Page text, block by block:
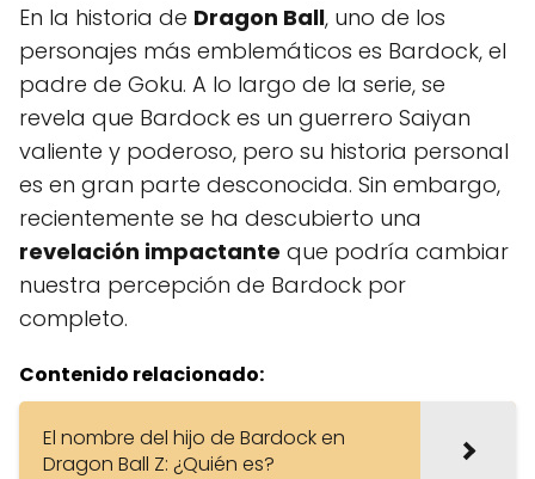
En la historia de Dragon Ball, uno de los
personajes más emblemáticos es Bardock, el
padre de Goku. A lo largo de la serie, se
revela que Bardock es un guerrero Saiyan
valiente y poderoso, pero su historia personal
es en gran parte desconocida. Sin embargo,
recientemente se ha descubierto una
revelación impactante que podría cambiar
nuestra percepción de Bardock por
completo.
Contenido relacionado:
El nombre del hijo de Bardock en
Dragon Ball Z: ¿Quién es?